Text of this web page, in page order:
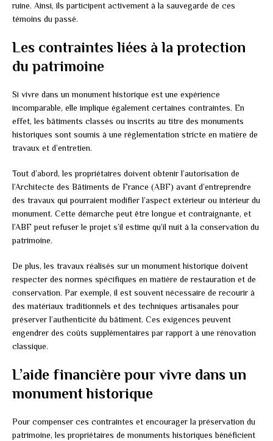
ruine. Ainsi, ils participent activement à la sauvegarde de ces
témoins du passé.
Les contraintes liées à la protection
du patrimoine
Si vivre dans un monument historique est une expérience
incomparable, elle implique également certaines contraintes. En
effet, les bâtiments classés ou inscrits au titre des monuments
historiques sont soumis à une réglementation stricte en matière de
travaux et d’entretien.
Tout d’abord, les propriétaires doivent obtenir l’autorisation de
l’Architecte des Bâtiments de France (ABF) avant d’entreprendre
des travaux qui pourraient modifier l’aspect extérieur ou intérieur du
monument. Cette démarche peut être longue et contraignante, et
l’ABF peut refuser le projet s’il estime qu’il nuit à la conservation du
patrimoine.
De plus, les travaux réalisés sur un monument historique doivent
respecter des normes spécifiques en matière de restauration et de
conservation. Par exemple, il est souvent nécessaire de recourir à
des matériaux traditionnels et des techniques artisanales pour
préserver l’authenticité du bâtiment. Ces exigences peuvent
engendrer des coûts supplémentaires par rapport à une rénovation
classique.
L’aide financière pour vivre dans un
monument historique
Pour compenser ces contraintes et encourager la préservation du
patrimoine, les propriétaires de monuments historiques bénéficient